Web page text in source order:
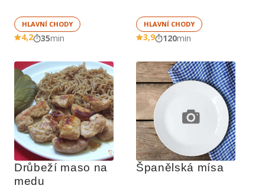
HLAVNÍ CHODY
4,2 35min
HLAVNÍ CHODY
3,9 120min
Drůbeží maso na
medu
Španělská mísa